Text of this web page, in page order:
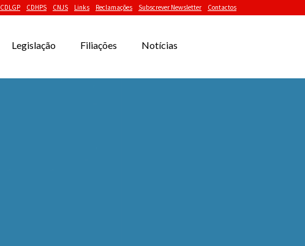
CDLGP CDHPS CNJS Links Reclamações Subscrever Newsletter Contactos
Legislação Filiações Notícias